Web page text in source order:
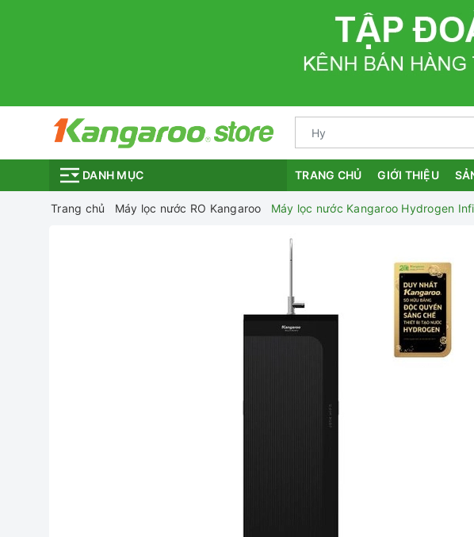
DANH MỤC TRANG CHỦ GIỚI THIỆU
Trang chủ Máy lọc nước RO Kangaroo Máy lọc nước Kangaroo Hydrogen